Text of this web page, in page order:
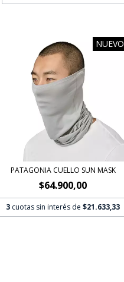
NUEVO
PATAGONIA CUELLO SUN MASK
$64.900,00
3 cuotas sin interés de$21.633,33